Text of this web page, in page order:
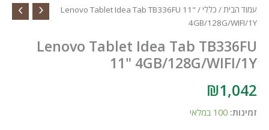
עמוד הבית/ כללי
/ Lenovo Tablet Idea Tab TB336FU 11"
4GB/128G/WIFI/1Y
Lenovo Tablet Idea Tab TB336FU
11" 4GB/128G/WIFI/1Y
₪1,042
זמינות: 100 במלאי